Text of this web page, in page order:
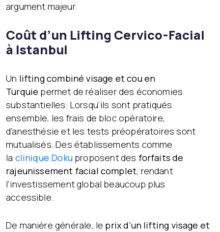
argument majeur.
Coût d’un Lifting Cervico-Facial
à Istanbul
Un lifting combiné visage et cou en
Turquie permet de réaliser des économies
substantielles. Lorsqu’ils sont pratiqués
ensemble, les frais de bloc opératoire,
d’anesthésie et les tests préopératoires sont
mutualisés. Des établissements comme
la clinique Dokuproposent des forfaits de
rajeunissement facial complet, rendant
l’investissement global beaucoup plus
accessible.
De manière générale, le prix d’un lifting visage et